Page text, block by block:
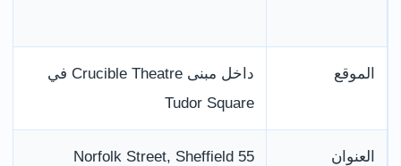
الموقع
داخل مبنى Crucible Theatre في
Tudor Square
العنوان 55 Norfolk Street, Sheffield